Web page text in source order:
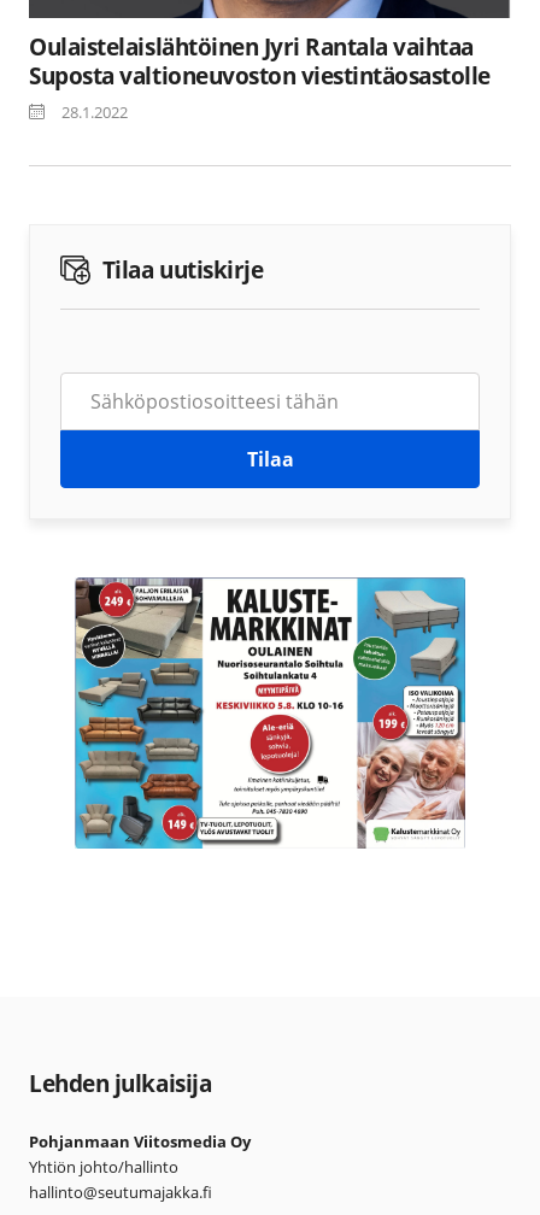
Oulaistelaislähtöinen Jyri Rantala vaihtaa
Suposta valtioneuvoston viestintäosastolle
28.1.2022
Tilaa uutiskirje
Tilaa
Lehden julkaisija
Pohjanmaan Viitosmedia Oy
Yhtiön johto/hallinto
hallinto@seutumajakka.fi